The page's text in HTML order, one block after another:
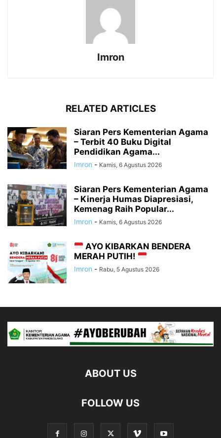
Imron
RELATED ARTICLES
Siaran Pers Kementerian Agama
– Terbit 40 Buku Digital
Pendidikan Agama...
Imron - Kamis, 6 Agustus 2026
Siaran Pers Kementerian Agama
– Kinerja Humas Diapresiasi,
Kemenag Raih Popular...
Imron - Kamis, 6 Agustus 2026
AYO KIBARKAN BENDERA
MERAH PUTIH!
Imron - Rabu, 5 Agustus 2026
ABOUT US
FOLLOW US